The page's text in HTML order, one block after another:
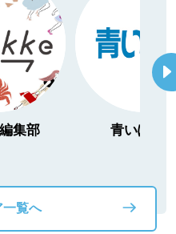
集部 青いぽす
一覧へ